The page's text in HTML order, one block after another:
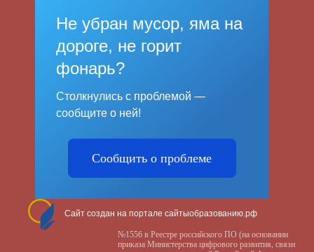
Не убран мусор, яма на
дороге, не горит
фонарь?
Столкнулись с проблемой —
сообщите о ней!
Сообщить о проблеме
Сайт создан на портале сайтыобразованию.рф
№1556 в Реестре российского ПО (на основании
приказа Министерства цифрового развития, связи